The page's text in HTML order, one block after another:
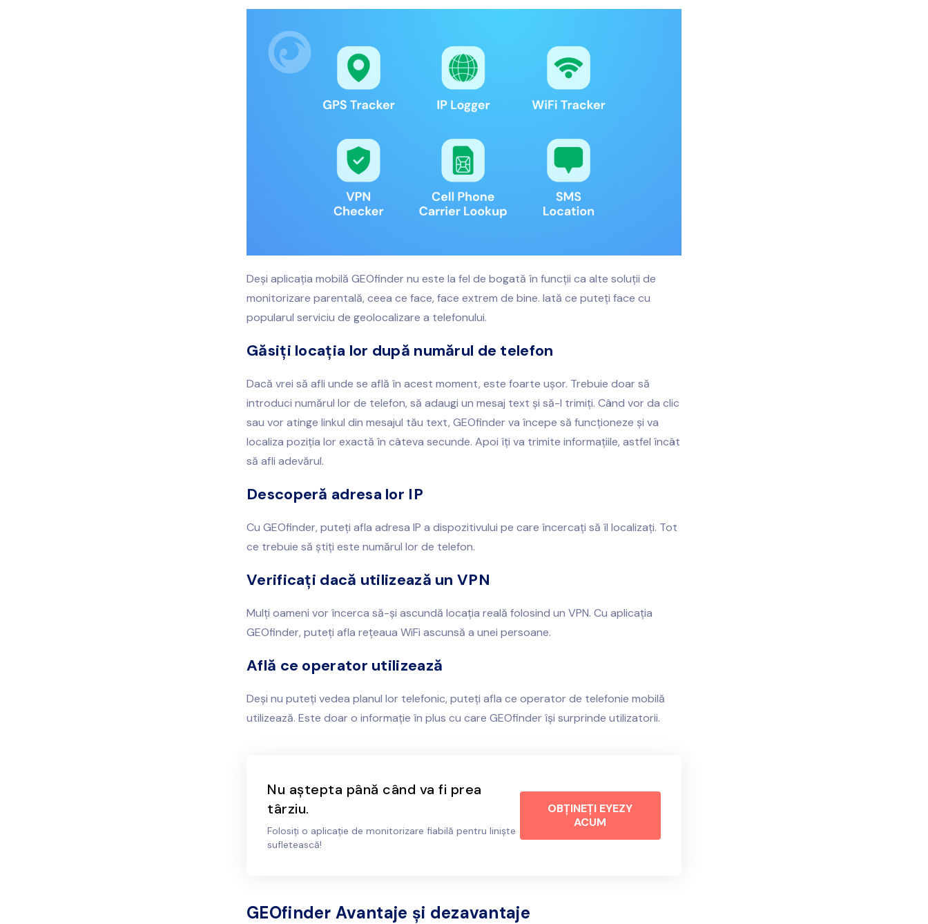
Deși aplicația mobilă GEOfinder nu este la fel de bogată în funcții ca alte soluții de
monitorizare parentală, ceea ce face, face extrem de bine. Iată ce puteți face cu
popularul serviciu de geolocalizare a telefonului.
Găsiți locația lor după numărul de telefon
Dacă vrei să afli unde se află în acest moment, este foarte ușor. Trebuie doar să
introduci numărul lor de telefon, să adaugi un mesaj text și să-l trimiți. Când vor da clic
sau vor atinge linkul din mesajul tău text, GEOfinder va începe să funcționeze și va
localiza poziția lor exactă în câteva secunde. Apoi îți va trimite informațiile, astfel încât
să afli adevărul.
Descoperă adresa lor IP
Cu GEOfinder, puteți afla adresa IP a dispozitivului pe care încercați să îl localizați. Tot
ce trebuie să știți este numărul lor de telefon.
Verificați dacă utilizează un VPN
Mulți oameni vor încerca să-și ascundă locația reală folosind un VPN. Cu aplicația
GEOfinder, puteți afla rețeaua WiFi ascunsă a unei persoane.
Află ce operator utilizează
Deși nu puteți vedea planul lor telefonic, puteți afla ce operator de telefonie mobilă
utilizează. Este doar o informație în plus cu care GEOfinder își surprinde utilizatorii.
Nu aștepta până când va fi prea
târziu.
Folosiți o aplicație de monitorizare fiabilă pentru liniște
sufletească!
OBȚINEȚI EYEZY
ACUM
GEOfinder Avantaje și dezavantaje